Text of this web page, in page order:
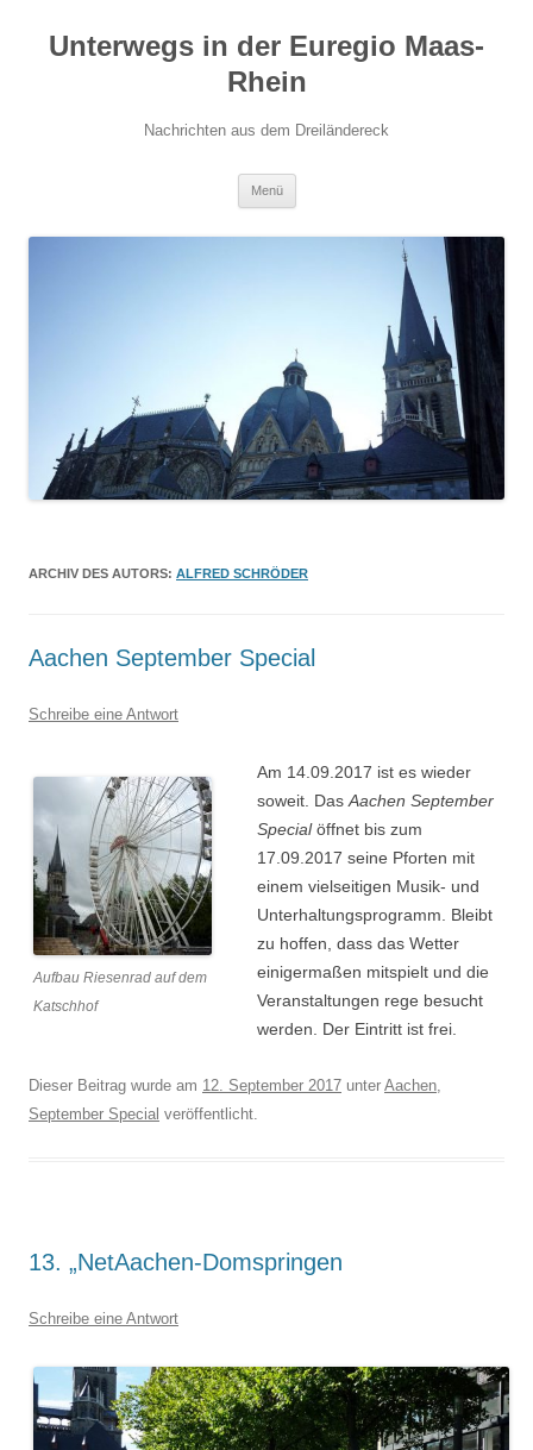
springen
Unterwegs in der Euregio Maas-
Rhein
Nachrichten aus dem Dreiländereck
Menü
ARCHIV DES AUTORS: ALFRED SCHRÖDER
Aachen September Special
Schreibe eine Antwort
Aufbau Riesenrad auf dem
Katschhof
Am 14.09.2017 ist es wieder
soweit. Das Aachen September
Specialöffnet bis zum
17.09.2017 seine Pforten mit
einem vielseitigen Musik- und
Unterhaltungsprogramm. Bleibt
zu hoffen, dass das Wetter
einigermaßen mitspielt und die
Veranstaltungen rege besucht
werden. Der Eintritt ist frei.
Dieser Beitrag wurde am 12. September 2017 unter Aachen
September Special veröffentlicht.
13. „NetAachen-Domspringen
Schreibe eine Antwort